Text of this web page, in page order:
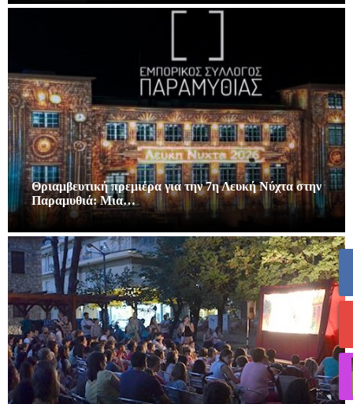
Θριαμβευτική πρεμιέρα για την 7η Λευκή Νύχτα στην
Παραμυθιά: Μια…